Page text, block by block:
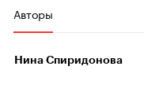
Авторы
Нина Спиридонова